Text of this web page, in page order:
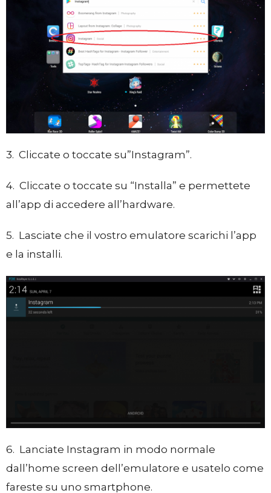
3. Cliccate o toccate su”Instagram”.
4. Cliccate o toccate su “Installa” e permettete
all’app di accedere all’hardware.
5. Lasciate che il vostro emulatore scarichi l’app
e la installi.
6. Lanciate Instagram in modo normale
dall’home screen dell’emulatore e usatelo come
fareste su uno smartphone.